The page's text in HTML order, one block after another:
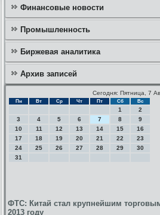
Финансовые новости
Промышленность
Биржевая аналитика
Архив записей
Сегодня: Пятница, 7
Пн Вт Ср Чт Пт Сб Вс
1
2
3
4 5 6 7 8
9
10
11 12 13 14 15
16
17
18 19 20 21 22
23
24
25 26 27 28 29
30
31
ФТС: Китай стал крупнейшим
2013 году